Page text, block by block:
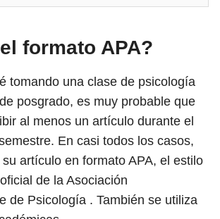
formato APA?
tomando una clase de psicología
posgrado, es muy probable que
al menos un artículo durante el
En casi todos los casos,
artículo en formato APA, el estilo
de la Asociación
de Psicología . También se utiliza